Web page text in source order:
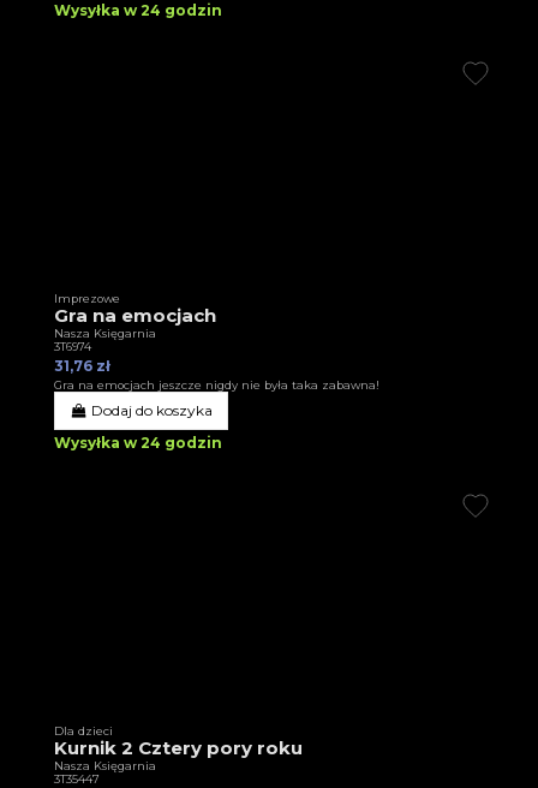
Wysyłka w 24 godzin
Imprezowe
Gra na emocjach
Nasza Księgarnia
3T6974
31,76 zł
Gra na emocjach jeszcze nigdy nie była taka zabawna!
Dodaj do koszyka
Wysyłka w 24 godzin
Dla dzieci
Kurnik 2 Cztery pory roku
Nasza Księgarnia
3T35447